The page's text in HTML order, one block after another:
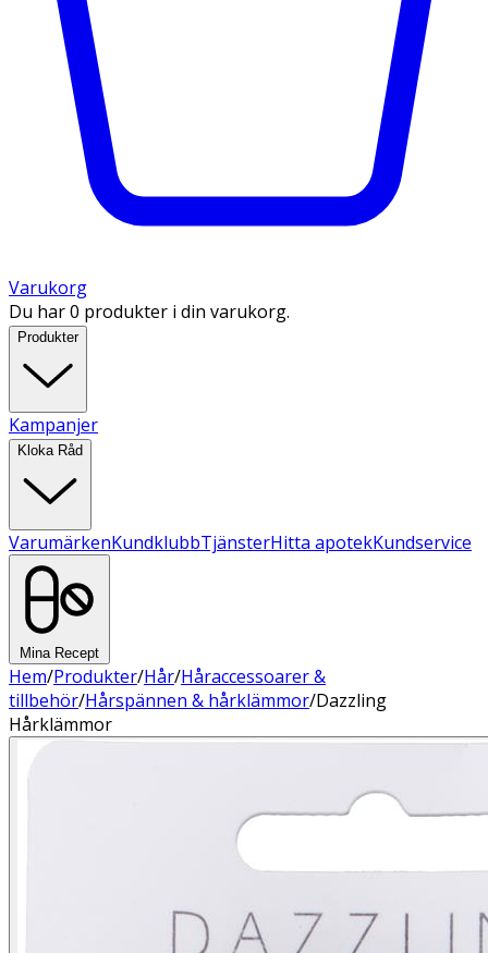
Varukorg
Du har 0 produkter i din varukorg.
Produkter
Kampanjer
Kloka Råd
VarumärkenKundklubbTjänsterHitta apotekKundservice
Mina Recept
Hem/Produkter/Hår/Håraccessoarer &
tillbehör/Hårspännen & hårklämmor/Dazzling
Hårklämmor